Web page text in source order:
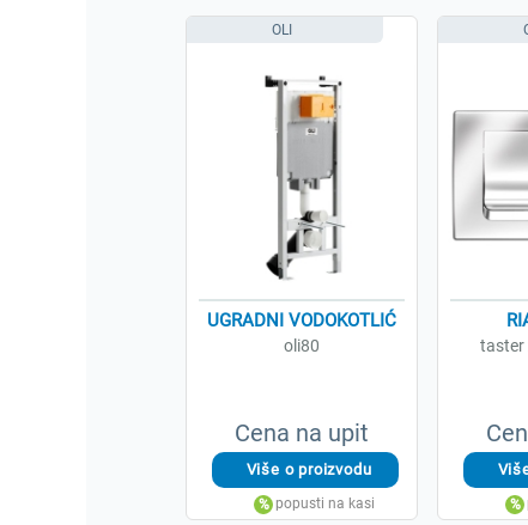
Cena na upit
UGRADNI VODOKOTLIĆ
oli80
OLI
taster